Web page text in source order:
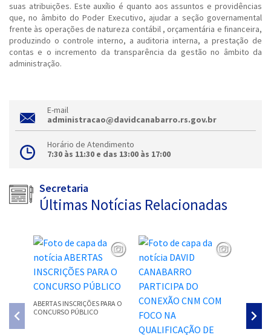
suas atribuições. Este auxílio é quanto aos assuntos e providências
que, no âmbito do Poder Executivo, ajudar a seção governamental
frente às operações de natureza contábil , orçamentária e financeira,
produzindo o controle interno, a auditoria interna, a prestação de
contas e o incremento da transparência da gestão no âmbito da
administração.
E-mail
administracao@davidcanabarro.rs.gov.br
Horário de Atendimento
7:30 às 11:30 e das 13:00 às 17:00
Secretaria
Últimas Notícias Relacionadas
ABERTAS INSCRIÇÕES PARA O
CONCURSO PÚBLICO